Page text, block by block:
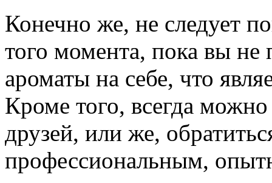
Конечно же, не следует
того момента, пока вы не
ароматы на себе, что
Кроме того, всегда
друзей, или же,
профессиональным,